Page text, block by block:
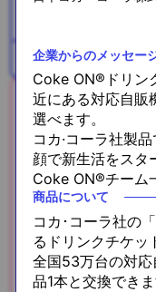
プラス糀 米糀ミルク
企業からのメッセー
Coke ON®ドリン
近にある対応自販
選べます。
コカ·コーラ社製
顔で新生活をスタ
Coke ON®チーム
商品について
コカ･コーラ社の
るドリンクチケッ
全国53万台の対
品1本と交換できま